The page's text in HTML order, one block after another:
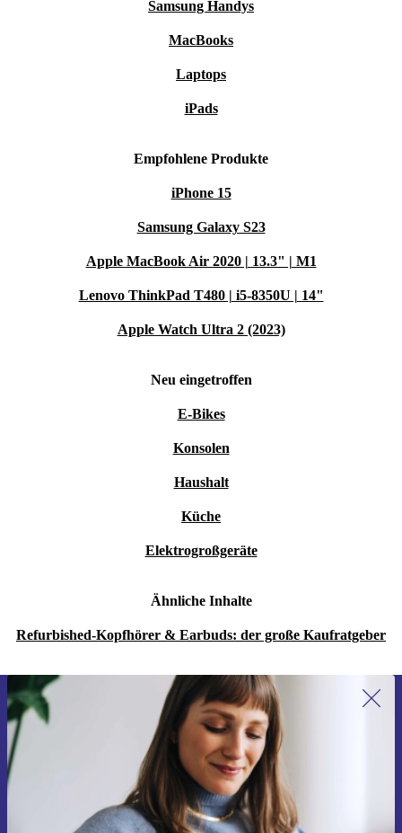
Samsung Handys
MacBooks
Laptops
iPads
Empfohlene Produkte
iPhone 15
Samsung Galaxy S23
Apple MacBook Air 2020 | 13.3" | M1
Lenovo ThinkPad T480 | i5-8350U | 14"
Apple Watch Ultra 2 (2023)
Neu eingetroffen
E-Bikes
Konsolen
Haushalt
Küche
Elektrogroßgeräte
Ähnliche Inhalte
Refurbished-Kopfhörer & Earbuds: der große Kaufratgeber
Erstmals zum Newsletter anmelden,
15 € sparen!
Verpasse kein Angebot mehr.